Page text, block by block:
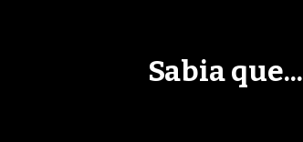
Sabia que...